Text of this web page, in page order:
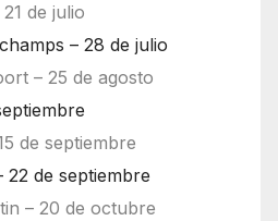
de julio
– 28 de julio
– 25 de agosto
de septiembre
22 de septiembre
– 20 de octubre